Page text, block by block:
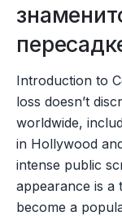
Introduction to
loss doesn’t
worldwide,
in Hollywood
intense public
appearance is a
become a